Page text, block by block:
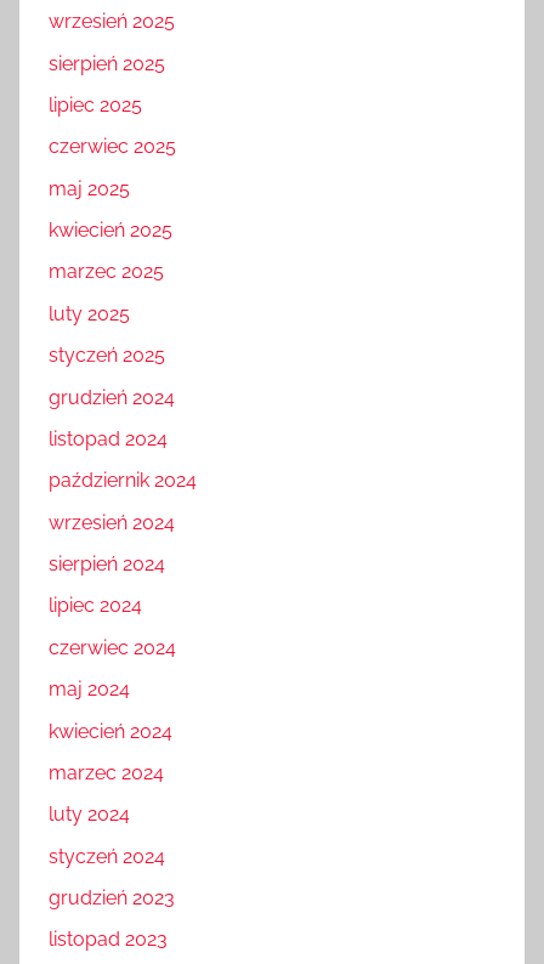
wrzesień 2025
sierpień 2025
lipiec 2025
czerwiec 2025
maj 2025
kwiecień 2025
marzec 2025
luty 2025
styczeń 2025
grudzień 2024
listopad 2024
październik 2024
wrzesień 2024
sierpień 2024
lipiec 2024
czerwiec 2024
maj 2024
kwiecień 2024
marzec 2024
luty 2024
styczeń 2024
grudzień 2023
listopad 2023